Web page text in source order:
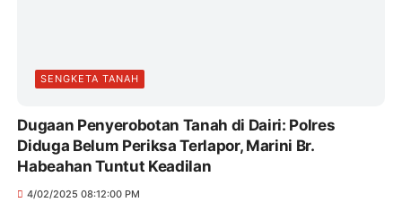
SENGKETA TANAH
Dugaan Penyerobotan Tanah di Dairi: Polres
Diduga Belum Periksa Terlapor, Marini Br.
Habeahan Tuntut Keadilan
4/02/2025 08:12:00 PM